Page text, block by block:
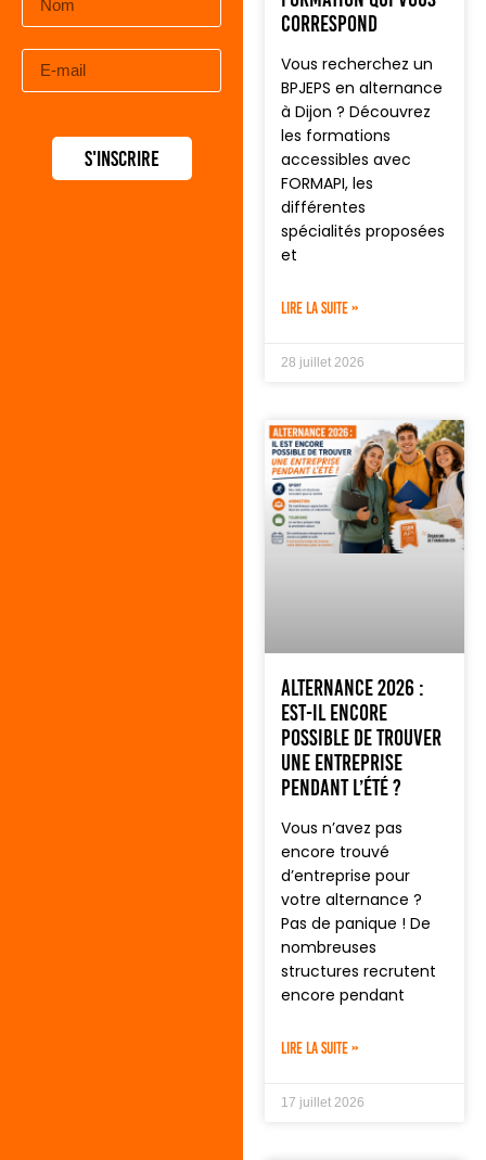
S'inscrire
correspond
Vous recherchez un
BPJEPS en alternance
à Dijon ? Découvrez
les formations
accessibles avec
FORMAPI, les
différentes
spécialités proposées
et
LIRE LA SUITE »
28 juillet 2026
Alternance 2026 :
est-il encore
possible de trouver
une entreprise
pendant l’été ?
Vous n’avez pas
encore trouvé
d’entreprise pour
votre alternance ?
Pas de panique ! De
nombreuses
structures recrutent
encore pendant
LIRE LA SUITE »
17 juillet 2026